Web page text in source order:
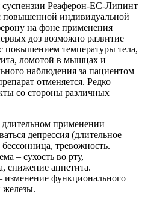
Реаферон-ЕС-Липинт
повышенной индивидуальной
на фоне применения
доз возможно развитие
повышением температуры тела,
ломотой в мышцах и
наблюдения за пациентом
отменяется. Редко
со стороны различных
применении
депрессия (длительное
тревожность.
– сухость во рту,
снижение аппетита.
изменение функционального
железы.